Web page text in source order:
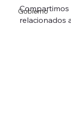
Gobierno
relacionados